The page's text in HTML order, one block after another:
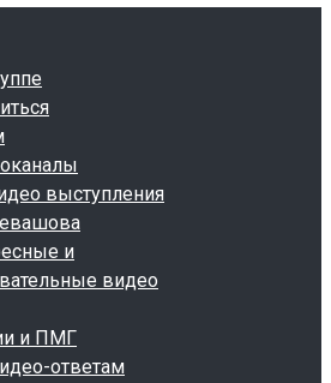
выступления
и
видео
и ПМГ
ответам